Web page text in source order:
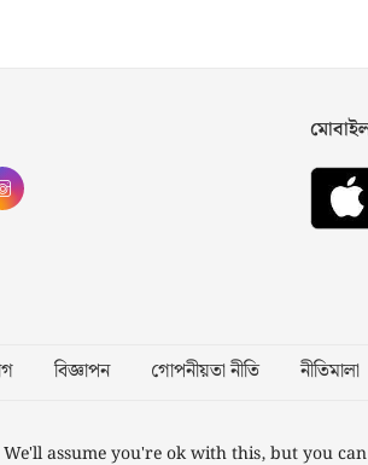
বিজ্ঞাপন গোপনীয়তা নীতি নীতিমালা
assume you're ok with this, but you